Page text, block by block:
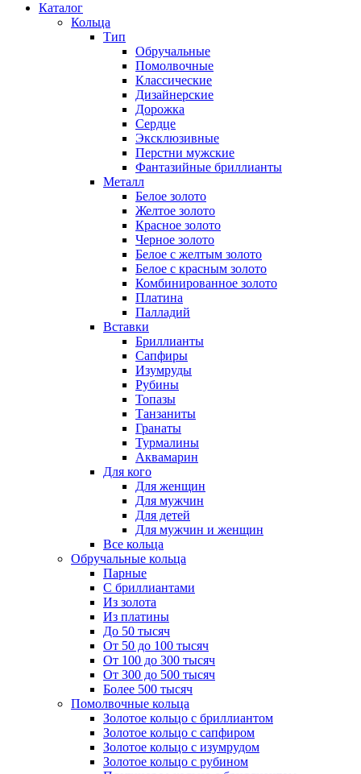
Каталог
Кольца
Тип
Обручальные
Помолвочные
Классические
Дизайнерские
Дорожка
Сердце
Эксклюзивные
Перстни мужские
Фантазийные бриллианты
Металл
Белое золото
Желтое золото
Красное золото
Черное золото
Белое с желтым золото
Белое с красным золото
Комбинированное золото
Платина
Палладий
Вставки
Бриллианты
Сапфиры
Изумруды
Рубины
Топазы
Танзаниты
Гранаты
Турмалины
Аквамарин
Для кого
Для женщин
Для мужчин
Для детей
Для мужчин и женщин
Все кольца
Обручальные кольца
Парные
С бриллиантами
Из золота
Из платины
До 50 тысяч
От 50 до 100 тысяч
От 100 до 300 тысяч
От 300 до 500 тысяч
Более 500 тысяч
Помолвочные кольца
Золотое кольцо с бриллиантом
Золотое кольцо с сапфиром
Золотое кольцо с изумрудом
Золотое кольцо с рубином